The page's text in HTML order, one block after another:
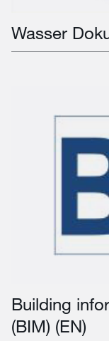
Wasser
Building
(BIM) (EN)